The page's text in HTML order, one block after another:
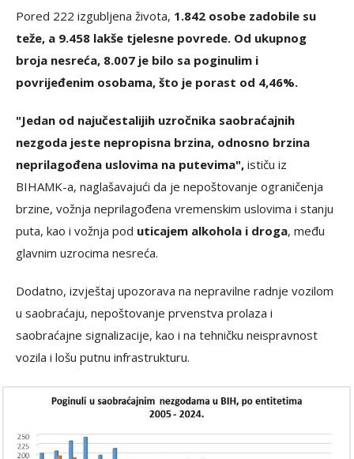
Pored 222 izgubljena života, 1.842 osobe zadobile su
teže, a 9.458 lakše tjelesne povrede. Od ukupnog
broja nesreća, 8.007 je bilo sa poginulim i
povrijeđenim osobama, što je porast od 4,46%.
"Jedan od najučestalijih uzročnika saobraćajnih
nezgoda jeste nepropisna brzina, odnosno brzina
neprilagođena uslovima na putevima", ističu iz
BIHAMK-a, naglašavajući da je nepoštovanje ograničenja
brzine, vožnja neprilagođena vremenskim uslovima i stanju
puta, kao i vožnja pod uticajem alkohola i droga, među
glavnim uzrocima nesreća.
Dodatno, izvještaj upozorava na nepravilne radnje vozilom
u saobraćaju, nepoštovanje prvenstva prolaza i
saobraćajne signalizacije, kao i na tehničku neispravnost
vozila i lošu putnu infrastrukturu.